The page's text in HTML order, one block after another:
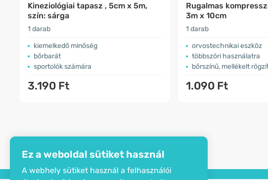
Ez a weboldal sütiket használ
A webhely sütiket használ a felhasználói
Kineziológiai tapasz , 5cm x 5m,
szín: sárga
1 darab
kiemelkedő minőség
bőrbarát
sportolók számára
3.190 Ft
Rugalmas
3m x 10cm
1 darab
orvostechnikai eszköz
többszöri használatra
bőrszínű, mellékelt
1.090 Ft